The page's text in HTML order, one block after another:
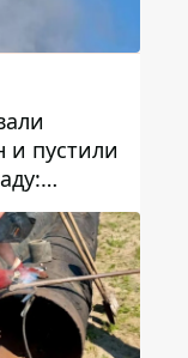
и пустили
в небо
дыма